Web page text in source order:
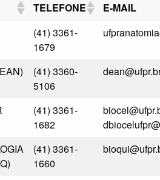
TELEFONE E-MAIL
(41) 3361-
1679
(41) 3360-
5106
(41) 3361-
1682
(41) 3361-
1660